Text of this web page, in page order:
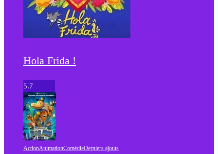
Hola Frida !
5.7
ActionAnimationComédieDerniers ajouts